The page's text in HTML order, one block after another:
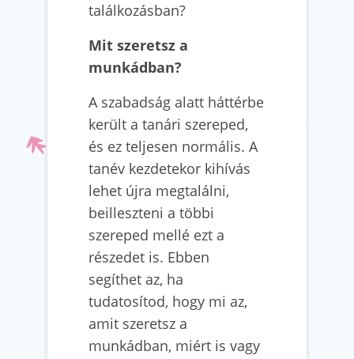
találkozásban?
Mit szeretsz a
munkádban?
A szabadság alatt háttérbe
került a tanári szereped,
és ez teljesen normális. A
tanév kezdetekor kihívás
lehet újra megtalálni,
beilleszteni a többi
szereped mellé ezt a
részedet is. Ebben
segíthet az, ha
tudatosítod, hogy mi az,
amit szeretsz a
munkádban, miért is vagy